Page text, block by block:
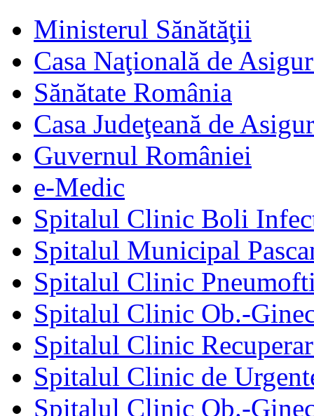
Ministerul Sănătăţii
Casa Naţională de
Sănătate România
Casa Judeţeană de
Guvernul României
e-Medic
Spitalul Clinic Boli
Spitalul Municipal
Spitalul Clinic
Spitalul Clinic Ob.-
Spitalul Clinic
Spitalul Clinic de
Spitalul Clinic Ob.-